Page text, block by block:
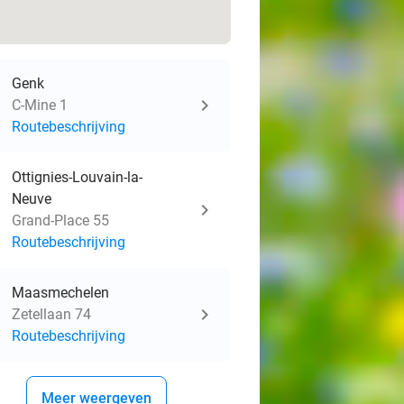
Genk
C-Mine 1
Routebeschrijving
Ottignies-Louvain-la-
Neuve
Grand-Place 55
Routebeschrijving
Maasmechelen
Zetellaan 74
Routebeschrijving
Meer weergeven